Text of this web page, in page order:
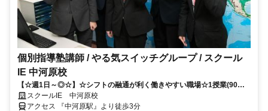
個別指導塾講師 / やる気スイッチグループ / スクール
IE 中河原校
【☆週1日～◎☆】☆シフトの融通が利く働きやすい職場☆1授業(90分)
からOK！！
スクールIE 中河原校
アクセス 『中河原駅』より徒歩3分